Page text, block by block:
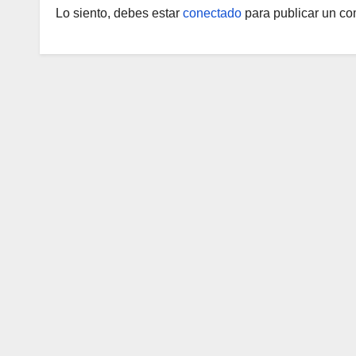
Lo siento, debes estar conectado para publicar un